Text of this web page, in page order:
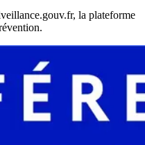
la plateforme